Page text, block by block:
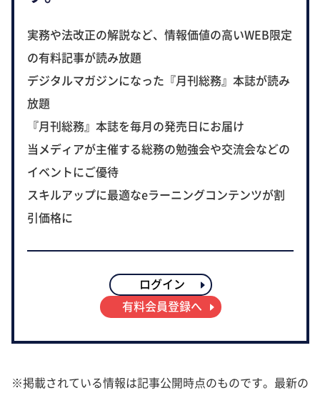
実務や法改正の解説など、情報価値の高いWEB限定
の有料記事が読み放題
デジタルマガジンになった『月刊総務』本誌が読み
放題
『月刊総務』本誌を毎月の発売日にお届け
当メディアが主催する総務の勉強会や交流会などの
イベントにご優待
スキルアップに最適なeラーニングコンテンツが割
引価格に
ログイン
有料会員登録へ
※掲載されている情報は記事公開時点のものです。最新の